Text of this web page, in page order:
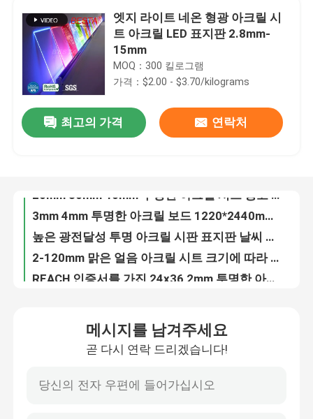
집
제품
품질 관리
저희와 연락
엣지 라이트 네온 형광 아크릴 시
트 아크릴 LED 표지판 2.8mm-
15mm
MOQ：300 킬로그램
가격：$2.00 - $3.70/kilograms
최고의 가격 연락처
상용 1mm 10mm 투명한 아크릴 시트
메시지를 남겨주세요
곧 다시 연락 드리겠습니다!